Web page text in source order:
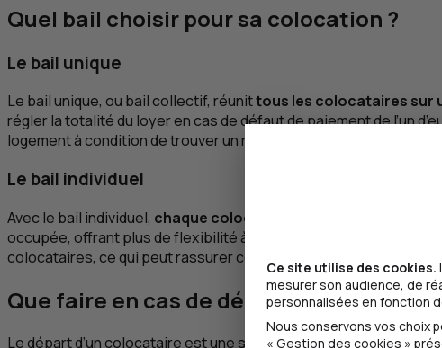
Quel bail choisir pour sa colocation ?
Le bail unique
Le bail unique, ou bail collectif, réunittous les colocataires sur
régler la totalité du loyer en cas de défaut de paiement de l’un
logement à condition de trouver un remplaçant accepté par le
Le bail individuel
Avec le bail individuel, chaque colocataire signe son propre
occupée, offrant plus de flexibilité à chacun. Cette formule
colocataires, ce qui peut rassurer certains profils.
Que faire en cas de départ d’un
Le départ d’un colocataire est une situation courante en
Ce site utilise des cookies.
mesurer son audience, de
personnalisées en fonction
Nous conservons vos choix
« Gestion des cookies »